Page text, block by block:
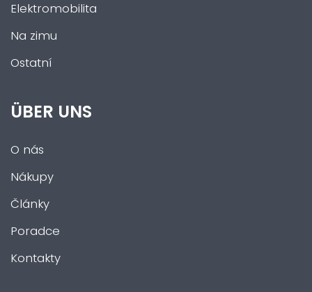
Elektromobilita
Na zimu
Ostatní
ÜBER UNS
O nás
Nákupy
Články
Poradce
Kontakty